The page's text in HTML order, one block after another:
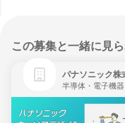
この募集と一緒に見
パナソニック株
半導体・電子機